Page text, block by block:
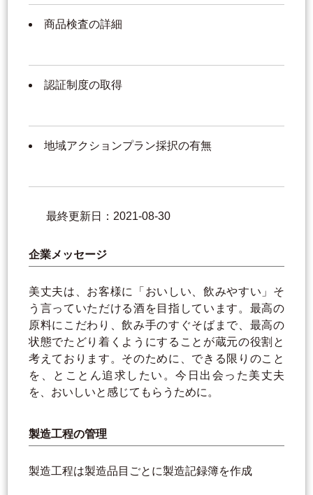
商品検査の詳細
認証制度の取得
地域アクションプラン採択の有無
最終更新日：2021-08-30
企業メッセージ
美丈夫は、お客様に「おいしい、飲みやすい」そ
う言っていただける酒を目指しています。最高の
原料にこだわり、飲み手のすぐそばまで、最高の
状態でたどり着くようにすることが蔵元の役割と
考えております。そのために、できる限りのこと
を、とことん追求したい。今日出会った美丈夫
を、おいしいと感じてもらうために。
製造工程の管理
製造工程は製造品目ごとに製造記録簿を作成